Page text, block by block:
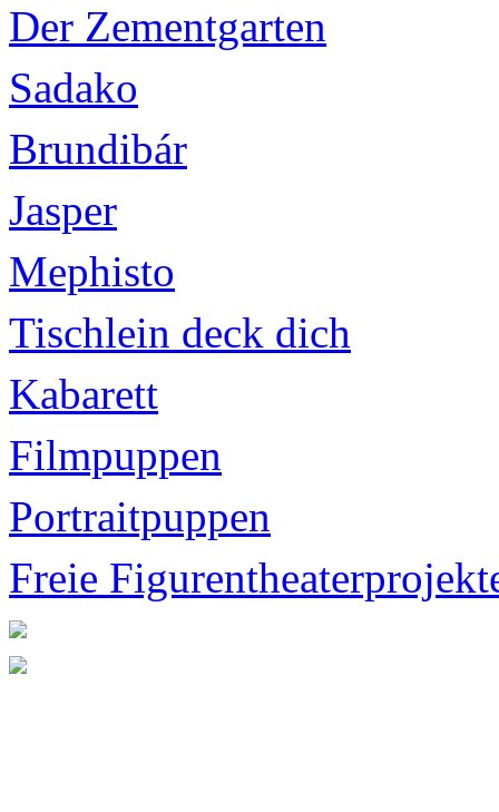
Der Zementgarten
Sadako
Brundibár
Jasper
Mephisto
Tischlein deck dich
Kabarett
Filmpuppen
Portraitpuppen
Freie